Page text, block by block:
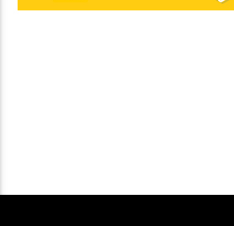
audio